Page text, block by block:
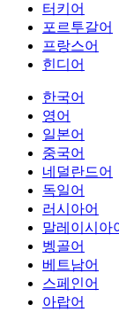
터키어
포르투갈어
프랑스어
힌디어
한국어
영어
일본어
중국어
네덜란드어
독일어
러시아어
말레이시아
벵골어
베트남어
스페인어
아랍어